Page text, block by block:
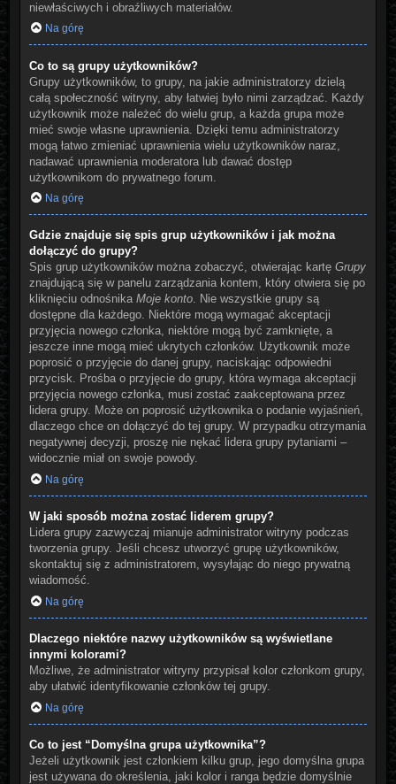
niewłaściwych i obraźliwych materiałów.
Na górę
Co to są grupy użytkowników?
Grupy użytkowników, to grupy, na jakie administratorzy dzielą
całą społeczność witryny, aby łatwiej było nimi zarządzać. Każdy
użytkownik może należeć do wielu grup, a każda grupa może
mieć swoje własne uprawnienia. Dzięki temu administratorzy
mogą łatwo zmieniać uprawnienia wielu użytkowników naraz,
nadawać uprawnienia moderatora lub dawać dostęp
użytkownikom do prywatnego forum.
Na górę
Gdzie znajduje się spis grup użytkowników i jak można
dołączyć do grupy?
Spis grup użytkowników można zobaczyć, otwierając kartę Grupy
znajdującą się w panelu zarządzania kontem, który otwiera się po
kliknięciu odnośnika Moje konto. Nie wszystkie grupy są
dostępne dla każdego. Niektóre mogą wymagać akceptacji
przyjęcia nowego członka, niektóre mogą być zamknięte, a
jeszcze inne mogą mieć ukrytych członków. Użytkownik może
poprosić o przyjęcie do danej grupy, naciskając odpowiedni
przycisk. Prośba o przyjęcie do grupy, która wymaga akceptacji
przyjęcia nowego członka, musi zostać zaakceptowana przez
lidera grupy. Może on poprosić użytkownika o podanie wyjaśnień,
dlaczego chce on dołączyć do tej grupy. W przypadku otrzymania
negatywnej decyzji, proszę nie nękać lidera grupy pytaniami –
widocznie miał on swoje powody.
Na górę
W jaki sposób można zostać liderem grupy?
Lidera grupy zazwyczaj mianuje administrator witryny podczas
tworzenia grupy. Jeśli chcesz utworzyć grupę użytkowników,
skontaktuj się z administratorem, wysyłając do niego prywatną
wiadomość.
Na górę
Dlaczego niektóre nazwy użytkowników są wyświetlane
innymi kolorami?
Możliwe, że administrator witryny przypisał kolor członkom grupy,
aby ułatwić identyfikowanie członków tej grupy.
Na górę
Co to jest “Domyślna grupa użytkownika”?
Jeżeli użytkownik jest członkiem kilku grup, jego domyślna grupa
jest używana do określenia, jaki kolor i ranga będzie domyślnie